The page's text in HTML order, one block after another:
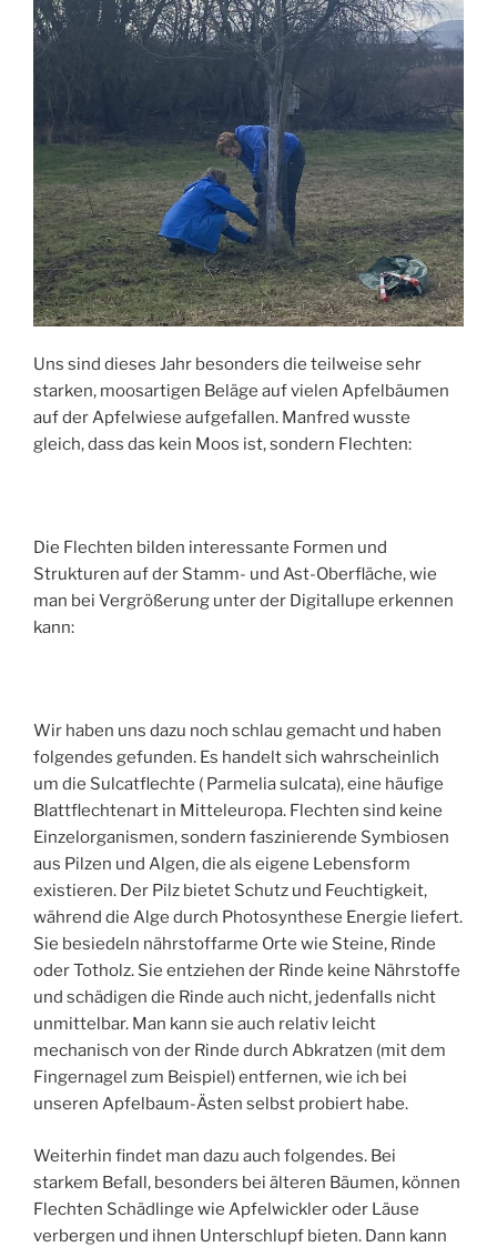
Uns sind dieses Jahr besonders die teilweise sehr
starken, moosartigen Beläge auf vielen Apfelbäumen
auf der Apfelwiese aufgefallen. Manfred wusste
gleich, dass das kein Moos ist, sondern Flechten:
Die Flechten bilden interessante Formen und
Strukturen auf der Stamm- und Ast-Oberfläche, wie
man bei Vergrößerung unter der Digitallupe erkennen
kann:
Wir haben uns dazu noch schlau gemacht und haben
folgendes gefunden. Es handelt sich wahrscheinlich
um die Sulcatflechte ( Parmelia sulcata), eine häufige
Blattflechtenart in Mitteleuropa. Flechten sind keine
Einzelorganismen, sondern faszinierende Symbiosen
aus Pilzen und Algen, die als eigene Lebensform
existieren. Der Pilz bietet Schutz und Feuchtigkeit,
während die Alge durch Photosynthese Energie liefert.
Sie besiedeln nährstoffarme Orte wie Steine, Rinde
oder Totholz. Sie entziehen der Rinde keine Nährstoffe
und schädigen die Rinde auch nicht, jedenfalls nicht
unmittelbar. Man kann sie auch relativ leicht
mechanisch von der Rinde durch Abkratzen (mit dem
Fingernagel zum Beispiel) entfernen, wie ich bei
unseren Apfelbaum-Ästen selbst probiert habe.
Weiterhin findet man dazu auch folgendes. Bei
starkem Befall, besonders bei älteren Bäumen, können
Flechten Schädlinge wie Apfelwickler oder Läuse
verbergen und ihnen Unterschlupf bieten. Dann kann